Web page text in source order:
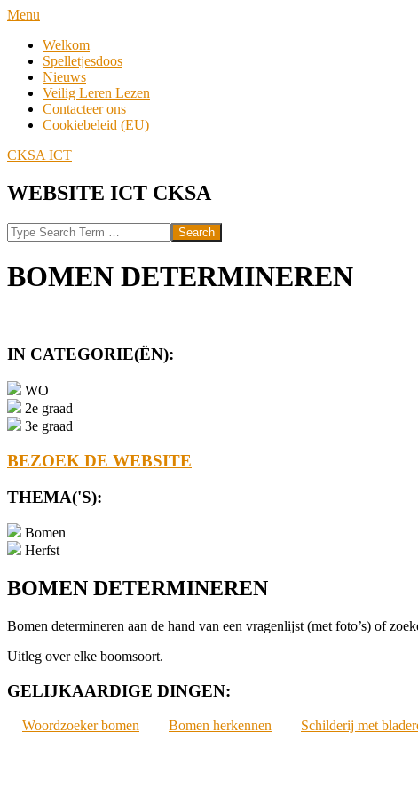
Skip
content
Navigation
Menu
Welkom
Spelletjesdoos
Nieuws
Veilig Leren Lezen
Contacteer ons
Cookiebeleid (EU)
CKSA ICT
WEBSITE ICT CKSA
Search
BOMEN DETERMINEREN
IN CATEGORIE(ËN):
WO
2e graad
3e graad
BEZOEK DE WEBSITE
THEMA('S):
Bomen
Herfst
BOMEN DETERMINEREN
Bomen determineren aan de hand van een vragenlijst (met foto’s) of
Uitleg over elke boomsoort.
GELIJKAARDIGE DINGEN:
Woordzoeker bomen Bomen herkennen Schilderij met